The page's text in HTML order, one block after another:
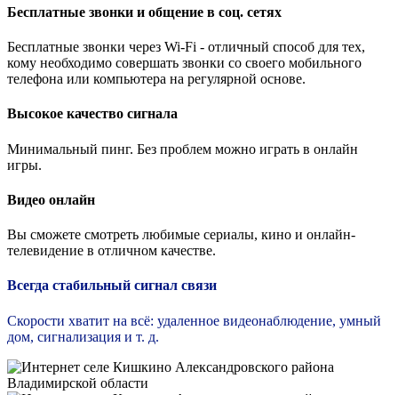
Бесплатные звонки и общение в соц. сетях
Бесплатные звонки через Wi-Fi - отличный способ для тех,
кому необходимо совершать звонки со своего мобильного
телефона или компьютера на регулярной основе.
Высокое качество сигнала
Минимальный пинг. Без проблем можно играть в онлайн
игры.
Видео онлайн
Вы сможете смотреть любимые сериалы, кино и онлайн-
телевидение в отличном качестве.
Всегда стабильный сигнал связи
Скорости хватит на всё: удаленное видеонаблюдение, умный
дом, сигнализация и т. д.